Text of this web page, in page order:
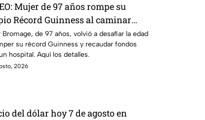
Mujer de 97 años rompe su
Récord Guinness al caminar
ala de avión en vuelo; acababa de
un derrame cerebral.
Bromage, de 97 años, volvió a desafiar la edad
su récord Guinness y recaudar fondos
hospital. Aquí los detalles.
2026
del dólar hoy 7 de agosto en